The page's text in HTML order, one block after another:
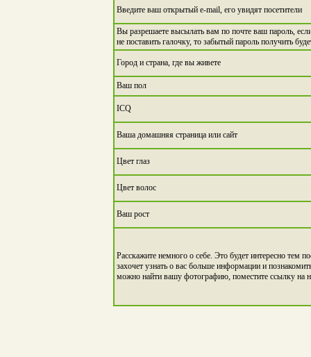
Введите ваш открытый e-mail, его увидят посетители
Вы разрешаете высылать вам по почте ваш пароль,
не поставить галочку, то забытый пароль получить
Город и страна, где вы живете
Ваш пол
ICQ
Ваша домашняя страница или сайт
Цвет глаз
Цвет волос
Ваш рост
Расскажите немного о себе. Это будет интересно тем
захочет узнать о вас больше информации и
можно найти вашу фотографию, поместите ссылку на